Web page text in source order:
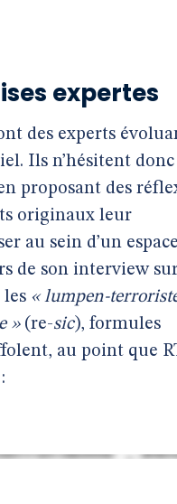
expertes
des experts
Ils n’hésitent donc
proposant des
originaux leur
au sein d’un
de son interview
« lumpen-
»(re-sic), formules
au point que